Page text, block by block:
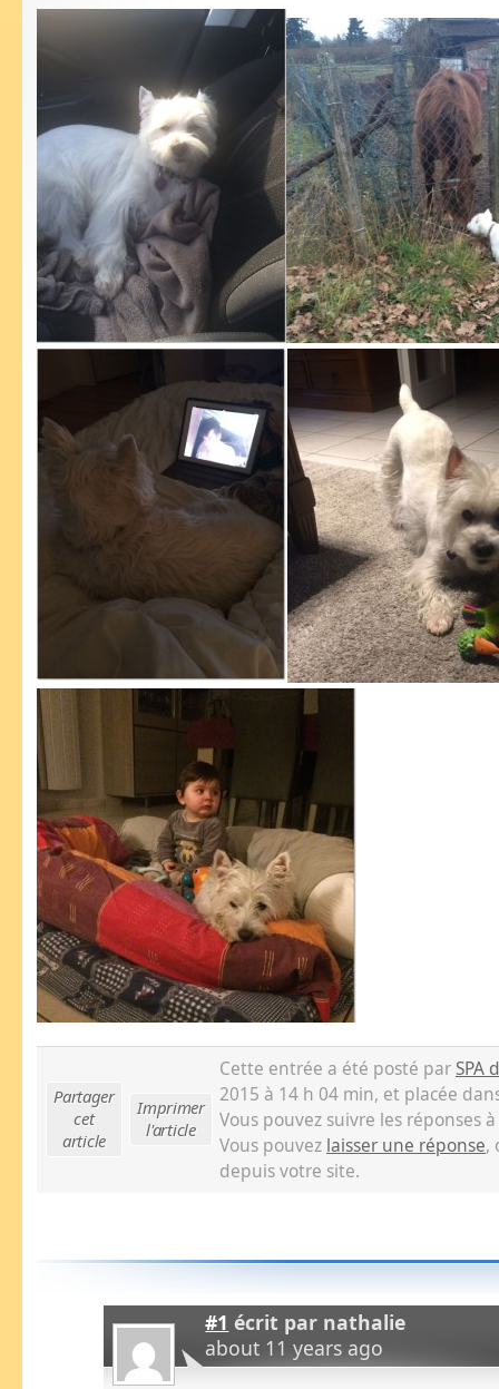
Partager
cet
article
Imprimer
l'article
Cette entrée a été posté parSPA
2015 à 14 h 04 min, et placée
Vous pouvez suivre les réponses
Vous pouvez laisser une réponse,
depuis votre site.
#1 écrit par nathalie
about 11 years ago